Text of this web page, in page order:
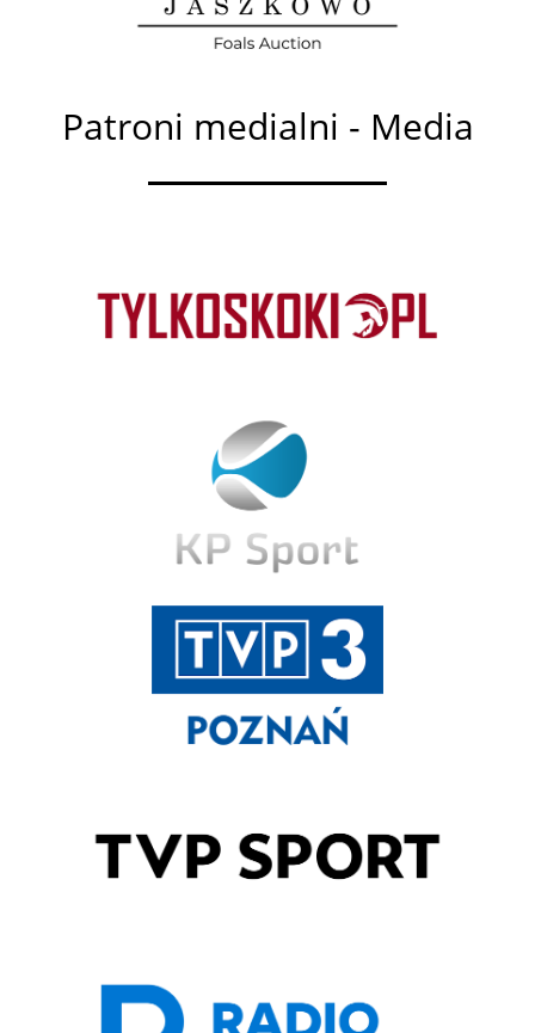
Patroni medialni - Media